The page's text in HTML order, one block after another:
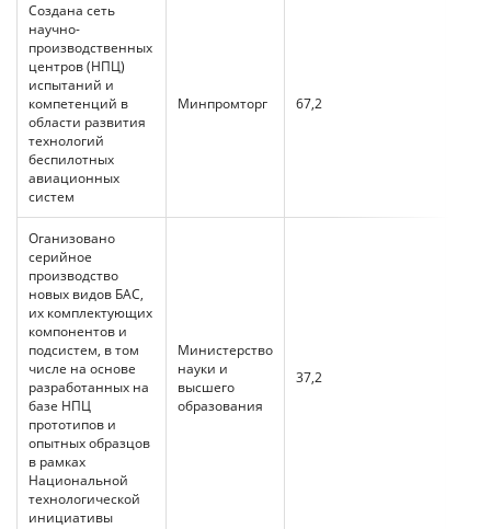
Создана сеть
научно-
производственных
центров (НПЦ)
испытаний и
компетенций в
области развития
технологий
беспилотных
авиационных
систем
Минпромторг 67,2
Оганизовано
серийное
производство
новых видов БАС,
их комплектующих
компонентов и
подсистем, в том
числе на основе
разработанных на
базе НПЦ
прототипов и
опытных образцов
в рамках
Национальной
технологической
инициативы
Министерство
науки и
высшего
образования
37,2